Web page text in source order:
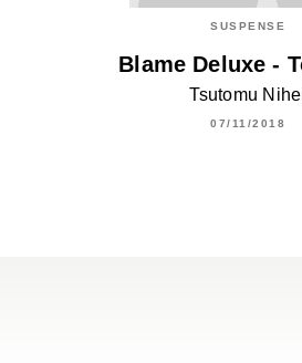
SUSPENSE
Blame Deluxe -
Tsutomu
07/11/2018